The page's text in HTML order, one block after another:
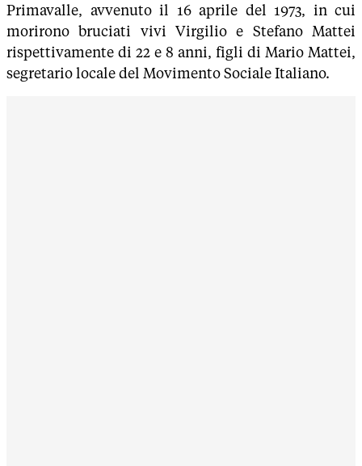
Primavalle, avvenuto il 16 aprile del 1973, in cui
morirono bruciati vivi Virgilio e Stefano Mattei
rispettivamente di 22 e 8 anni, figli di Mario Mattei,
segretario locale del Movimento Sociale Italiano.